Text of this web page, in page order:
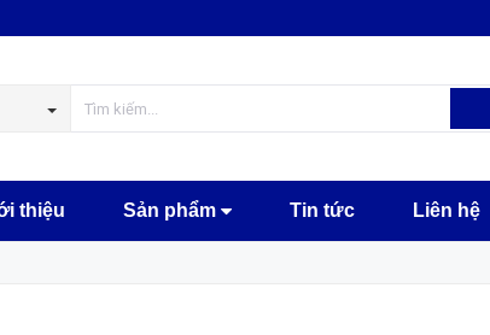
thiệu Sản phẩm Tin tức Liên hệ
MUA NGAY